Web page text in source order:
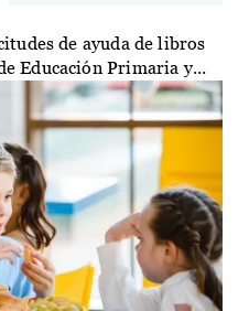
de ayuda de libros
Educación Primaria y...